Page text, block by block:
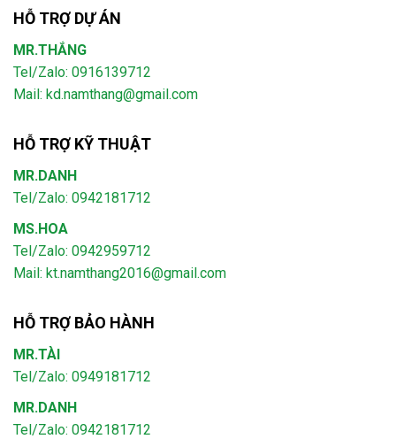
HỖ TRỢ DỰ ÁN
MR.THẮNG
Tel/Zalo: 0916139712
Mail: kd.namthang@gmail.com
HỖ TRỢ KỸ THUẬT
MR.DANH
Tel/Zalo: 0942181712
MS.HOA
Tel/Zalo: 0942959712
Mail: kt.namthang2016@gmail.com
HỖ TRỢ BẢO HÀNH
MR.TÀI
Tel/Zalo: 0949181712
MR.DANH
Tel/Zalo: 0942181712